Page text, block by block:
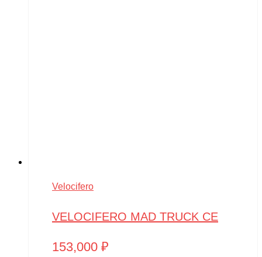
Velocifero
VELOCIFERO MAD TRUCK CE
153,000 ₽